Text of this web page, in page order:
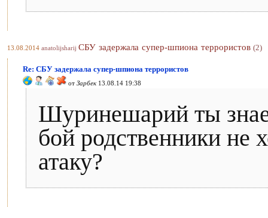
13.08.2014 anatolijsharij СБУ задержала супер-шпиона террористов (2)
Re: СБУ задержала супер-шпиона террористов
от Зарбек 13.08.14 19:38
Шуринешарий ты
бой родственники не
атаку?